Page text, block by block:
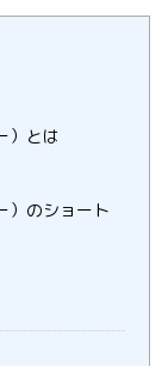
）とは
のショート